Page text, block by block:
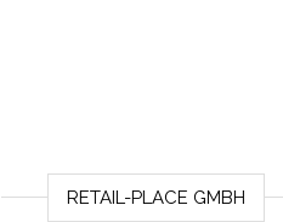
RETAIL-PLACE GMBH